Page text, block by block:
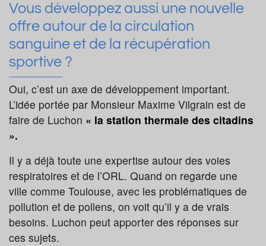
Vous développez aussi une nouvelle
offre autour de la circulation
sanguine et de la récupération
sportive ?
Oui, c’est un axe de développement important.
L’idée portée par Monsieur Maxime Vilgrain est de
faire de Luchon « la station thermale des citadins
».
Il y a déjà toute une expertise autour des voies
respiratoires et de l’ORL. Quand on regarde une
ville comme Toulouse, avec les problématiques de
pollution et de pollens, on voit qu’il y a de vrais
besoins. Luchon peut apporter des réponses sur
ces sujets.